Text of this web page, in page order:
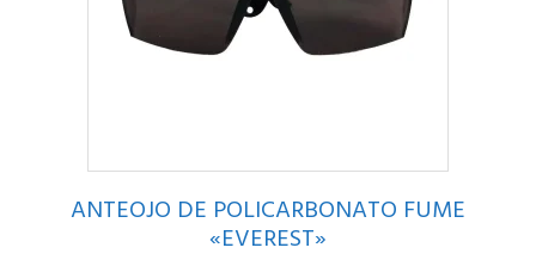
ANTEOJO DE POLICARBONATO FUME
«EVEREST»